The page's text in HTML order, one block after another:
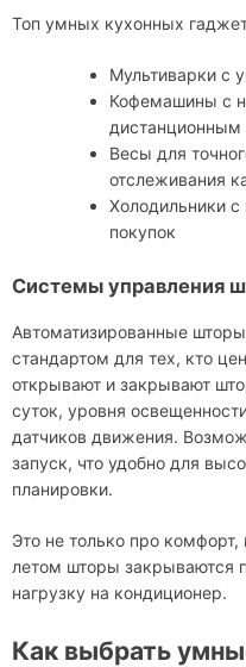
Топ умных кухонных
Мультиварки с
Кофемашины с
дистанционным
Весы для
отслеживания
Холодильники
покупок
Системы управления
Автоматизированные
стандартом для тех, кто
открывают и закрывают
суток, уровня
датчиков движения.
запуск, что удобно для
планировки.
Это не только про
летом шторы закрываются
нагрузку на кондиционер.
Как выбрать